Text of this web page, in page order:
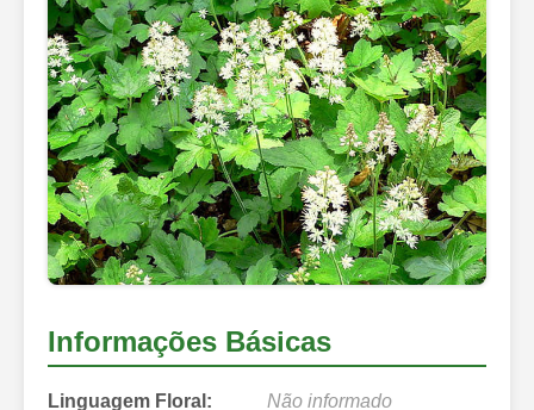
Informações Básicas
Linguagem Floral:
Não informado